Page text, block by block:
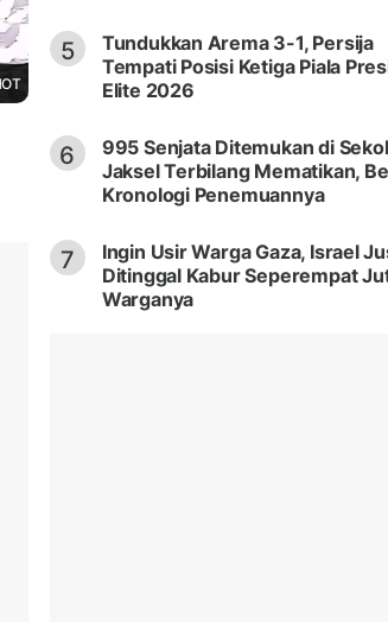
5
Tundukkan Arema 3-1, Persija
Tempati Posisi Ketiga Piala
Elite 2026
6
995 Senjata Ditemukan di
Jaksel Terbilang Mematikan,
Kronologi Penemuannya
7
Ingin Usir Warga Gaza, Israel
Ditinggal Kabur Seperempat
Warganya